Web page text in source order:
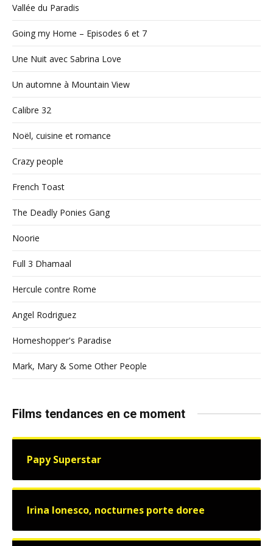
Vallée du Paradis
Going my Home – Episodes 6 et 7
Une Nuit avec Sabrina Love
Un automne à Mountain View
Calibre 32
Noël, cuisine et romance
Crazy people
French Toast
The Deadly Ponies Gang
Noorie
Full 3 Dhamaal
Hercule contre Rome
Angel Rodriguez
Homeshopper's Paradise
Mark, Mary & Some Other People
Films tendances en ce moment
Papy Superstar
Irina Ionesco, nocturnes porte doree